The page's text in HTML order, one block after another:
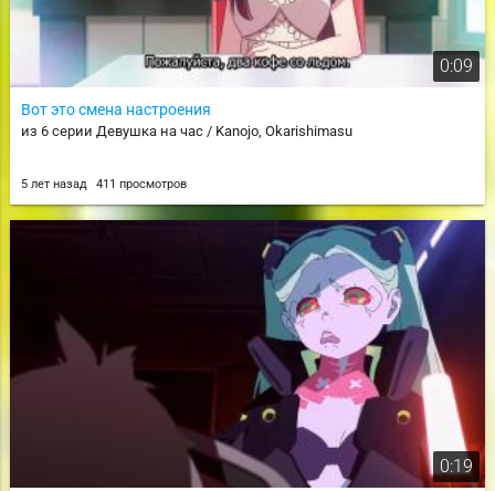
0:09
Вот это смена настроения
из 6 серии Девушка на час / Kanojo, Okarishimasu
5 лет назад 411 просмотров
0:19